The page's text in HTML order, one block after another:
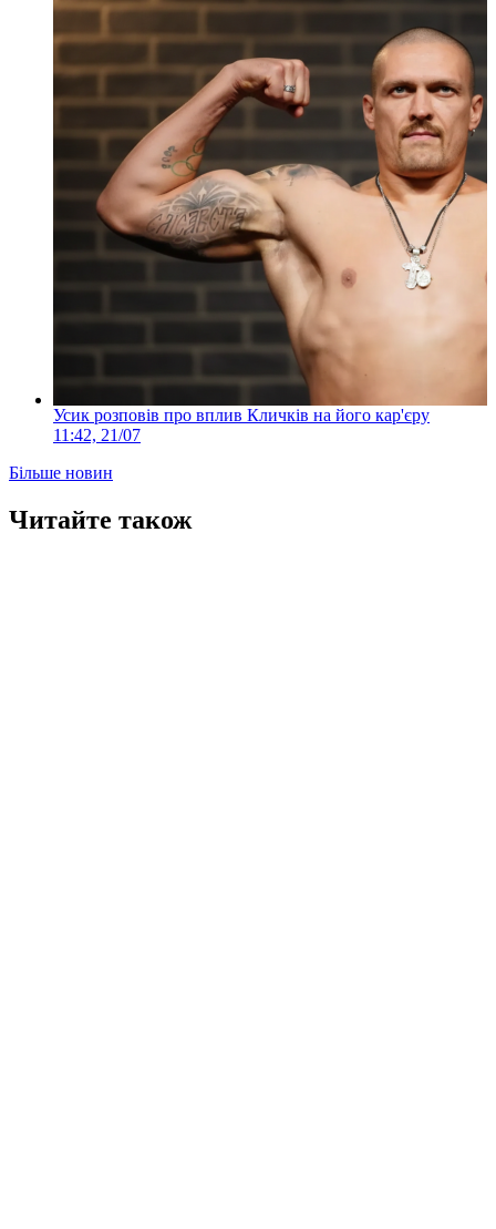
Усик розповів про вплив Кличків на його кар'єру
11:42, 21/07
Більше новин
Читайте також